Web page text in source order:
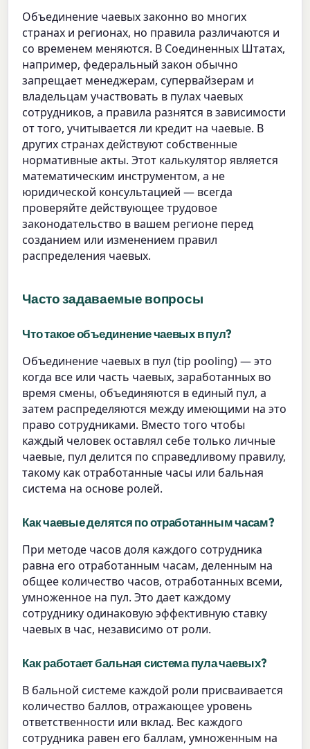
Объединение чаевых законно во многих
странах и регионах, но правила различаются и
со временем меняются. В Соединенных Штатах,
например, федеральный закон обычно
запрещает менеджерам, супервайзерам и
владельцам участвовать в пулах чаевых
сотрудников, а правила разнятся в зависимости
от того, учитывается ли кредит на чаевые. В
других странах действуют собственные
нормативные акты. Этот калькулятор является
математическим инструментом, а не
юридической консультацией — всегда
проверяйте действующее трудовое
законодательство в вашем регионе перед
созданием или изменением правил
распределения чаевых.
Часто задаваемые вопросы
Что такое объединение чаевых в пул?
Объединение чаевых в пул (tip pooling) — это
когда все или часть чаевых, заработанных во
время смены, объединяются в единый пул, а
затем распределяются между имеющими на это
право сотрудниками. Вместо того чтобы
каждый человек оставлял себе только личные
чаевые, пул делится по справедливому правилу,
такому как отработанные часы или бальная
система на основе ролей.
Как чаевые делятся по отработанным часам?
При методе часов доля каждого сотрудника
равна его отработанным часам, деленным на
общее количество часов, отработанных всеми,
умноженное на пул. Это дает каждому
сотруднику одинаковую эффективную ставку
чаевых в час, независимо от роли.
Как работает бальная система пула чаевых?
В бальной системе каждой роли присваивается
количество баллов, отражающее уровень
ответственности или вклад. Вес каждого
сотрудника равен его баллам, умноженным на